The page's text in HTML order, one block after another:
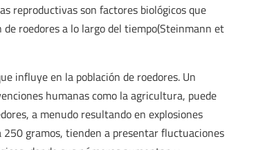
reproductivas son factores biológicos que
roedores a lo largo del tiempo(Steinmann et
influye en la población de roedores. Un
humanas como la agricultura, puede
a menudo resultando en explosiones
250 gramos, tienden a presentar fluctuaciones